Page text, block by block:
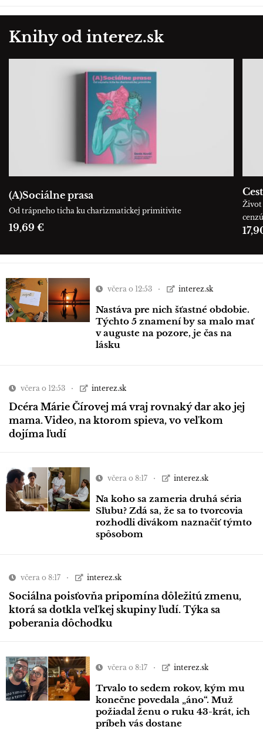
Knihy od interez.sk
(A)Sociálne prasa
Od trápneho ticha ku charizmatickej primitivite
19,69 €
Život
včera o 12:53 interez.sk
Nastáva pre nich šťastné obdobie.
Týchto 5 znamení by sa malo mať
v auguste na pozore, je čas na
lásku
včera o 12:53 interez.sk
Dcéra Márie Čírovej má vraj rovnaký dar ako jej
mama. Video, na ktorom spieva, vo veľkom
dojíma ľudí
včera o 8:17 interez.sk
Na koho sa zameria druhá séria
Sľubu? Zdá sa, že sa to tvorcovia
rozhodli divákom naznačiť týmto
spôsobom
včera o 8:17 interez.sk
Sociálna poisťovňa pripomína dôležitú zmenu,
ktorá sa dotkla veľkej skupiny ľudí. Týka sa
poberania dôchodku
včera o 8:17 interez.sk
Trvalo to sedem rokov, kým mu
konečne povedala „áno“. Muž
požiadal ženu o ruku 43-krát, ich
príbeh vás dostane